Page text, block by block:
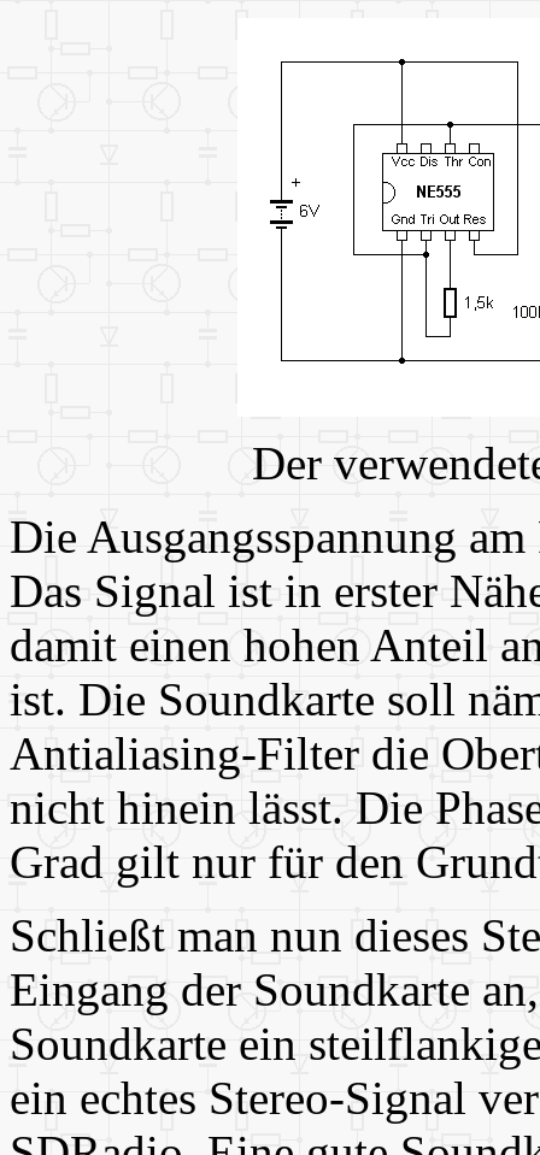
Der
Die Ausgangsspannung
Das Signal ist in erster
damit einen hohen Anteil
ist. Die Soundkarte soll
Antialiasing-Filter die
nicht hinein lässt. Die
Grad gilt nur für den
Schließt man nun dieses
Eingang der Soundkarte
Soundkarte ein
ein echtes Stereo-Signal